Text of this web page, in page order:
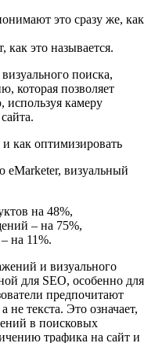
это сразу же, как
как это называется.
поиска,
которая позволяет
используя камеру
eMarketer, визуальный
на 48%,
– на 75%,
на 11%.
и визуального
для SEO, особенно для
предпочитают
не текста. Это означает,
в поисковых
трафика на сайт и